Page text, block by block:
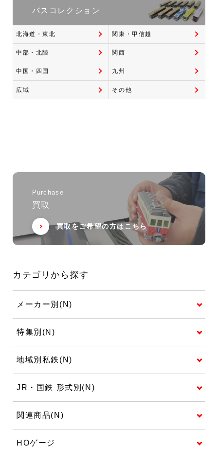
バスコレクション
北海道・東北 関東・甲信越
中部・北陸 関西
中国・四国 九州
広域 その他
Purchase
買取
買取をご希望の方はこちら
カテゴリから探す
メーカー別(N)
特集別(N)
地域別私鉄(N)
JR・国鉄 形式別(N)
関連商品(N)
HOゲージ